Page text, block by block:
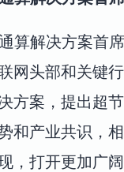
算解决方案首
网头部和关键
方案，提出超
和产业共识，
，打开更加广